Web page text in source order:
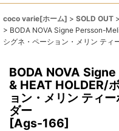
coco varie[ホーム] > SOLD OUT >
> BODA NOVA Signe Persson-
シグネ・ペーション・メリン ティ
BODA NOVA
& HEAT HOLDER/
ョン・メリン ティ
ダー
[Ags-166]